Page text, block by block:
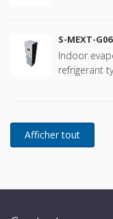
S-MEXT-
Indoor
refrigerant